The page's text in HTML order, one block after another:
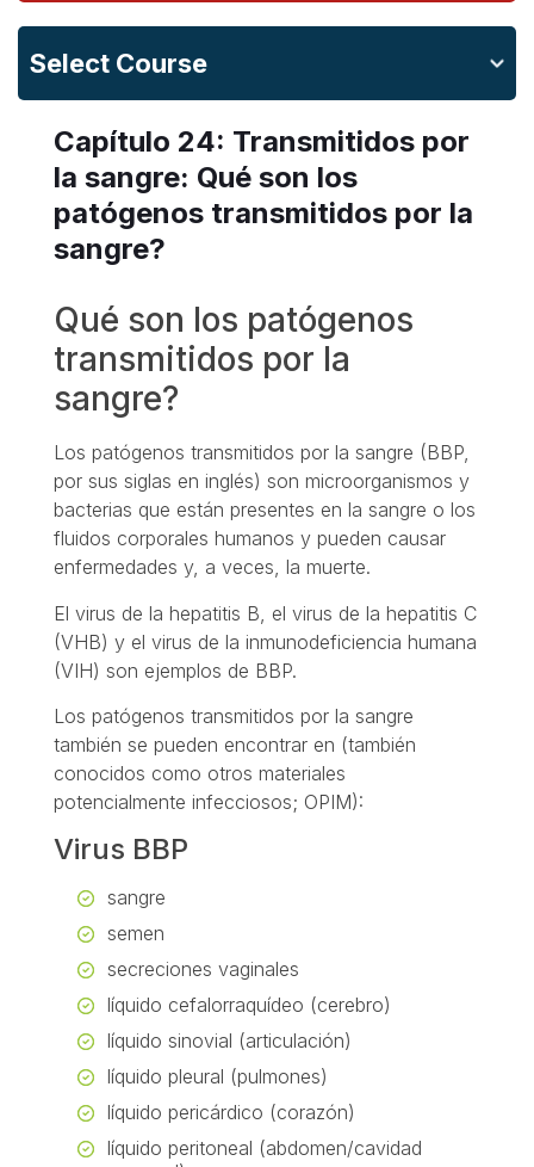
Select Course
Capítulo 24: Transmitidos por
la sangre: Qué son los
patógenos transmitidos por la
sangre?
Qué son los patógenos
transmitidos por la
sangre?
Los patógenos transmitidos por la sangre (BBP,
por sus siglas en inglés) son microorganismos y
bacterias que están presentes en la sangre o los
fluidos corporales humanos y pueden causar
enfermedades y, a veces, la muerte.
El virus de la hepatitis B, el virus de la hepatitis C
(VHB) y el virus de la inmunodeficiencia humana
(VIH) son ejemplos de BBP.
Los patógenos transmitidos por la sangre
también se pueden encontrar en (también
conocidos como otros materiales
potencialmente infecciosos; OPIM):
Virus BBP
sangre
semen
secreciones vaginales
líquido cefalorraquídeo (cerebro)
líquido sinovial (articulación)
líquido pleural (pulmones)
líquido pericárdico (corazón)
líquido peritoneal (abdomen/cavidad